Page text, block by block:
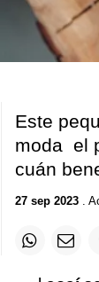
Este
moda el
cuán
27 sep 2023.